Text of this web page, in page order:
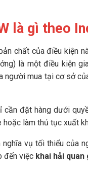
là gì theo
chất của điều kiện
là một điều kiện
người mua tại cơ sở
cần đặt hàng dưới
làm thủ tục xuất
vụ tối thiểu của
đến việc khai hải quan